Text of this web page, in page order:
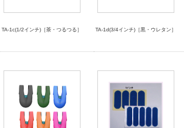
TA-1c(1/2インチ)［茶・つるつる］ TA-1d(3/4インチ)［黒・ウレタン］